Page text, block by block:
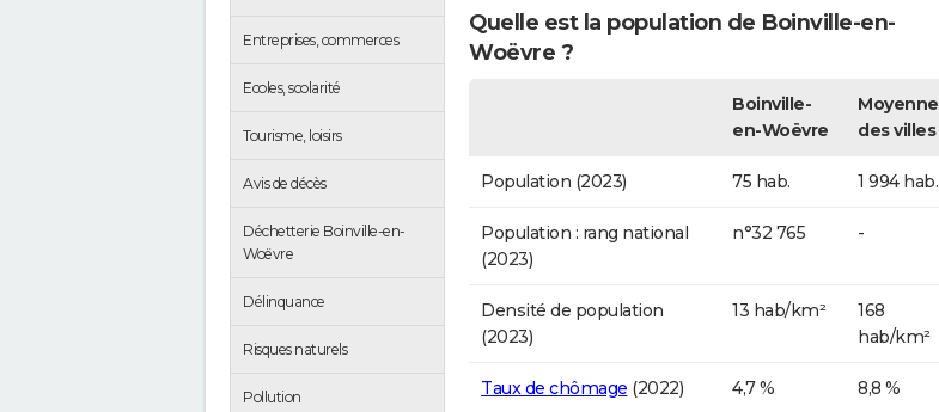
Entreprises, commerces
Ecoles, scolarité
Tourisme, loisirs
Avis de décès
Déchetterie Boinville-en-
Woëvre
Délinquance
Risques naturels
Pollution
Quelle est la population de Boinville-en-
Woëvre ?
Boinville-
en-Woëvre
Moyenne
des villes
Population (2023) 75 hab. 1 994 hab.
Population : rang national
(2023)
n°32 765 -
Densité de population
(2023)
13 hab/km²
168
hab/km²
Taux de chômage (2022) 4,7 % 8,8 %